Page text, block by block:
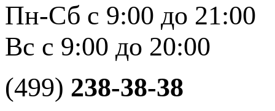
Пн-Сб с 9:00 до 21:00
Вс с 9:00 до 20:00
(499) 238-38-38